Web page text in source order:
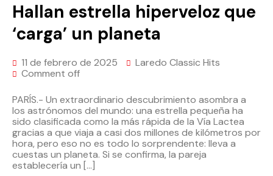
Código de Ética
Hallan estrella hiperveloz que
‘carga’ un planeta
11 de febrero de 2025
Laredo Classic Hits
Comment off
PARÍS.- Un extraordinario descubrimiento asombra a
los astrónomos del mundo: una estrella pequeña ha
sido clasificada como la más rápida de la Vía Lactea
gracias a que viaja a casi dos millones de kilómetros por
hora, pero eso no es todo lo sorprendente: lleva a
cuestas un planeta. Si se confirma, la pareja
establecería un […]